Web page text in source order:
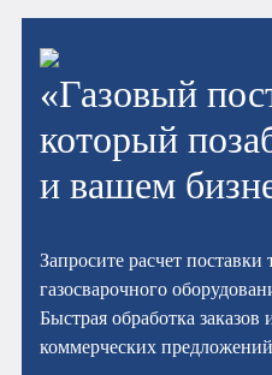
«Газовый
который
и вашем
Запросите расчет поставки
газосварочного
Быстрая обработка заказов
коммерческих